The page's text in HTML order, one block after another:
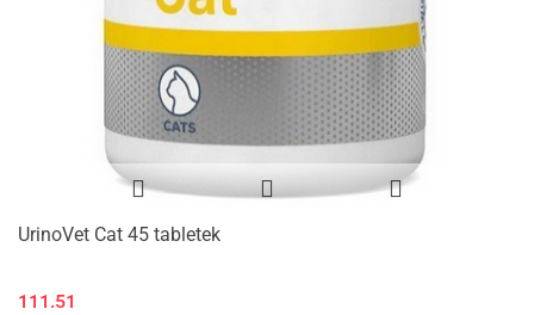
UrinoVet Cat 45 tabletek
111.51